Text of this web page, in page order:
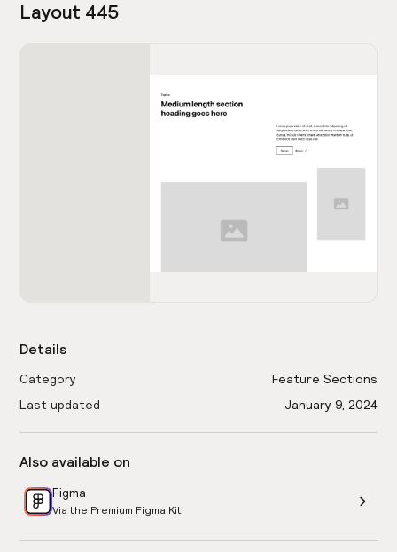
Layout 445
Details
Category
Feature Sections
Last updated
January 9, 2024
Also available on
Figma
Via the Premium Figma Kit